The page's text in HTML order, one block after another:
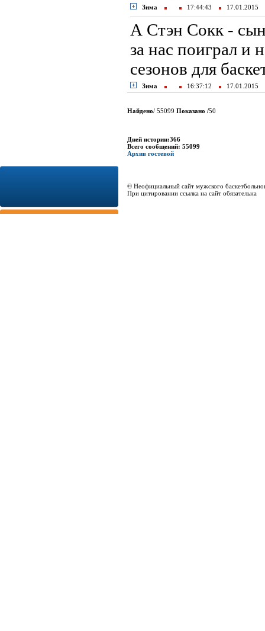
Зима 17:44:43 17.01.2015
А Стэн Сокк -
за нас поиграл и
сезонов для
Зима 16:37:12 17.01.2015
Найдено/ 55099 Показано /50
Дней истории:366
Всего сообщений: 55099
Архив гостевой
© Неофициальный сайт мужского
При цитировании ссылка на сайт обязательна